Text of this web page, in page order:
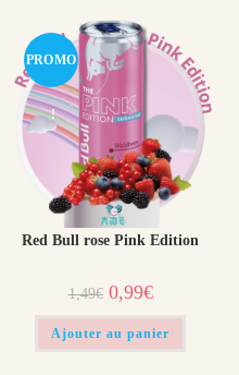
PROMO
!
Red Bull rose Pink Edition
1,49€ Le
prix
initial
était :
0,99€Le
prix
actuel
est :
Ajouter au panier